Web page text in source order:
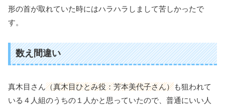
形の首が取れていた時にはハラハラしまして苦しかったで
す。
数え間違い
真木目さん（真木目ひとみ役：芳本美代子さん）も狙われて
いる４人組のうちの１人かと思っていたので、普通にいい人